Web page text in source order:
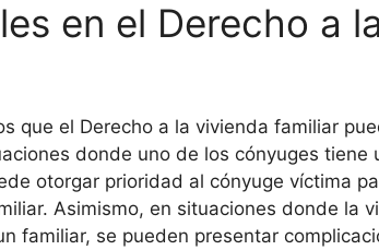
en el Derecho a
que el Derecho a la vivienda familiar
donde uno de los cónyuges tiene
otorgar prioridad al cónyuge víctima
Asimismo, en situaciones donde la
familiar, se pueden presentar